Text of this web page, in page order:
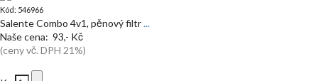
Kód: 546966
Salente Combo 4v1, pěnový filtr...
Naše cena: 93,- Kč
(ceny vč. DPH 21%)